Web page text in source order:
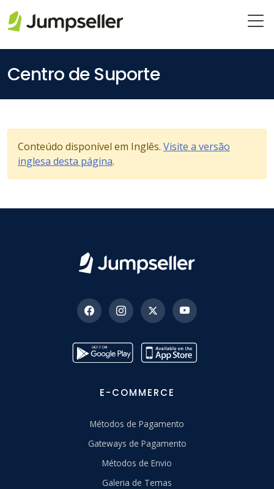
Centro de Suporte
Conteúdo disponível em Inglês. Visite a versão
inglesa desta página.
E-COMMERCE
Métodos de Pagamento
Gateways de Pagamento
Métodos de Envio
Galeria de Temas